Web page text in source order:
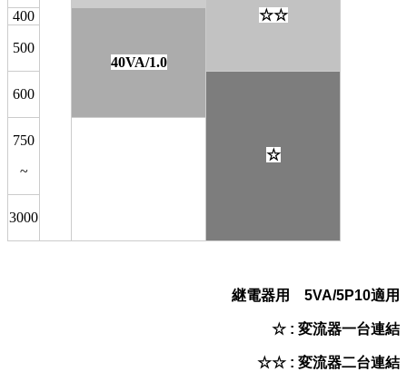
☆☆
400
40VA/1.0
500
600
☆
750
~
3000
継電器用 5VA/5P10適用
☆ : 変流器一台連結
☆☆ : 変流器二台連結